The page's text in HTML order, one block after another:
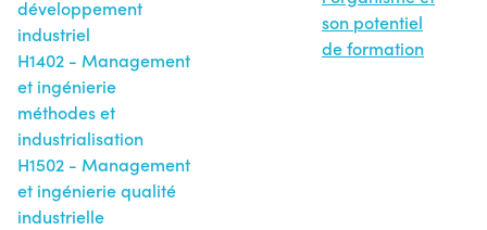
développement
industriel
H1402 - Management
et ingénierie
méthodes et
industrialisation
H1502 - Management
et ingénierie qualité
industrielle
son potentiel
de formation